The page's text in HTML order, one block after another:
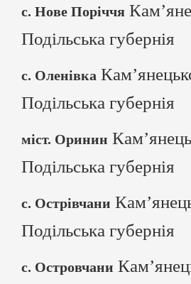
с. Нове Поріччя
Подільська губернія
с. Оленівка
Подільська губернія
міст. Оринин
Подільська губернія
с. Острівчани
Подільська губернія
с. Островчани